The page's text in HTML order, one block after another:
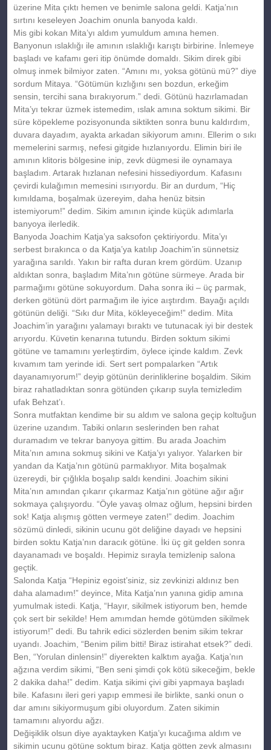
üzerine Mita çıktı hemen ve benimle salona geldi. Katja’nın
sırtını keseleyen Joachim onunla banyoda kaldı.
Mis gibi kokan Mita’yı aldım yumuldum amına hemen.
Banyonun ıslaklığı ile amının ıslaklığı karıştı birbirine. İnlemeye
başladı ve kafamı geri itip önümde domaldı. Sikim direk gibi
olmuş inmek bilmiyor zaten. “Amını mı, yoksa götünü mü?” diye
sordum Mitaya. “Götümün kızlığını sen bozdun, erkeğim
sensin, tercihi sana bırakıyorum.” dedi. Götünü hazırlamadan
Mita’yı tekrar üzmek istemedim, ıslak amına soktum sikimi. Bir
süre köpekleme pozisyonunda siktikten sonra bunu kaldırdım,
duvara dayadım, ayakta arkadan sikiyorum amını. Ellerim o sıkı
memelerini sarmış, nefesi gitgide hızlanıyordu. Elimin biri ile
amının klitoris bölgesine inip, zevk dügmesi ile oynamaya
başladım. Artarak hızlanan nefesini hissediyordum. Kafasını
çevirdi kulağımın memesini ısırıyordu. Bir an durdum, “Hiç
kımıldama, boşalmak üzereyim, daha henüz bitsin
istemiyorum!” dedim. Sikim amının içinde küçük adımlarla
banyoya ilerledik.
Banyoda Joachim Katja’ya saksofon çektiriyordu. Mita’yı
serbest bırakınca o da Katja’ya katılıp Joachim’in sünnetsiz
yarağına sarıldı. Yakın bir rafta duran krem gördüm. Uzanıp
aldıktan sonra, başladım Mita’nın götüne sürmeye. Arada bir
parmağımı götüne sokuyordum. Daha sonra iki – üç parmak,
derken götünü dört parmağım ile iyice aıştırdım. Bayağı açıldı
götünün deliği. “Sıkı dur Mita, kökleyeceğim!” dedim. Mita
Joachim’in yarağını yalamayı bıraktı ve tutunacak iyi bir destek
arıyordu. Küvetin kenarına tutundu. Birden soktum sikimi
götüne ve tamamını yerleştirdim, öylece içinde kaldım. Zevk
kıvamım tam yerinde idi. Sert sert pompalarken “Artık
dayanamıyorum!” deyip götünün derinliklerine boşaldim. Sikim
biraz rahatladıktan sonra götünden çıkarıp suyla temizledim
ufak Behzat’ı.
Sonra mutfaktan kendime bir su aldım ve salona geçip koltuğun
üzerine uzandım. Tabiki onların seslerinden ben rahat
duramadım ve tekrar banyoya gittim. Bu arada Joachim
Mita’nın amına sokmuş sikini ve Katja’yı yalıyor. Yalarken bir
yandan da Katja’nın götünü parmaklıyor. Mita boşalmak
üzereydi, bir çığlıkla boşalıp saldı kendini. Joachim sikini
Mita’nın amından çıkarır çıkarmaz Katja’nın götüne ağır ağır
sokmaya çalışıyordu. “Öyle yavaş olmaz oğlum, hepsini birden
sok! Katja alışmış götten vermeye zaten!” dedim. Joachim
sözümü dinledi, sikinin ucunu göt deliğine dayadı ve hepsini
birden soktu Katja’nın daracık götüne. İki üç git gelden sonra
dayanamadı ve boşaldı. Hepimiz sırayla temizlenip salona
geçtik.
Salonda Katja “Hepiniz egoist’siniz, siz zevkinizi aldınız ben
daha alamadım!” deyince, Mita Katja’nın yanına gidip amına
yumulmak istedi. Katja, “Hayır, sikilmek istiyorum ben, hemde
çok sert bir sekilde! Hem amımdan hemde götümden sikilmek
istiyorum!” dedi. Bu tahrik edici sözlerden benim sikim tekrar
uyandı. Joachim, “Benim pilim bitti! Biraz istirahat etsek?” dedi.
Ben, “Yorulan dinlensin!” diyerekten kalktım ayağa. Katja’nın
ağzına verdim sikimi, “Ben seni şimdi çok kötü sikeceğim, bekle
2 dakika daha!” dedim. Katja sikimi çivi gibi yapmaya başladı
bile. Kafasını ileri geri yapıp emmesi ile birlikte, sanki onun o
dar amını sikiyormuşum gibi oluyordum. Zaten sikimin
tamamını alıyordu ağzı.
Değişiklik olsun diye ayaktayken Katja’yı kucağıma aldım ve
sikimin ucunu götüne soktum biraz. Katja götten zevk almasını